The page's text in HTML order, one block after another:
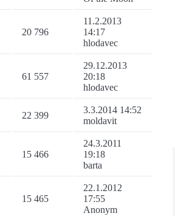
20 796
11.2.2013
14:17
hlodavec
61 557
29.12.2013
20:18
hlodavec
22 399
3.3.2014 14:52
moldavit
15 466
24.3.2011
19:18
barta
15 465
22.1.2012
17:55
Anonym